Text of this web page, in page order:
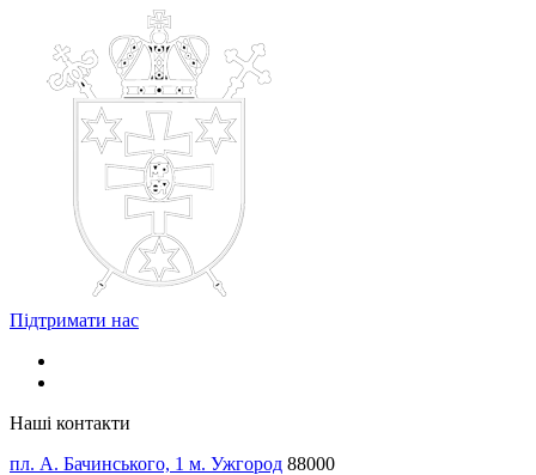
Підтримати нас
Наші контакти
пл. А. Бачинського, 1 м. Ужгород 88000